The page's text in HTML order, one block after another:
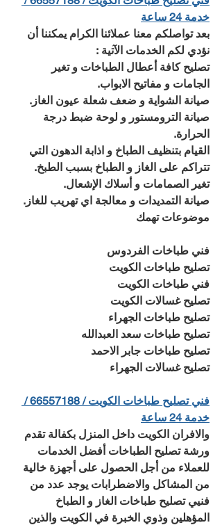
خدمة 24 ساعة
بعد تواصلكم معنا عملائنا الكرام يمكننا أن
نؤدي لكم الخدمات الآتية :
تصليح كافة أعطال الطباخات و تغير
الجامات و مفاتيح الابواب.
صيانة الشواية و ضعف شعلة عيون الغاز.
صيانة الترومستور و لوحة ضبط درجة
الحرارة.
القيام بتنظيف الطباخ و اذابة الدهون التي
تتراكم على الغاز و الطباخ بسبب الطبخ.
تغير الصمامات و أسلاك الإشعال.
صيانة التمديدات و معالجة اي تهريب للغاز.
موضوعات تهمك
فني طباخات الفردوس
تصليح طباخات الكويت
فني طباخات الكويت
تصليح غسالات الكويت
تصليح طباخات الجهراء
تصليح طباخات سعد العبدالله
تصليح طباخات جابر الاحمد
تصليح غسالات الجهراء
فني تصليح طباخات الكويت / 66557188 /
خدمة 24 ساعة
والافران الكويت داخل المنزل بكفالة تقدم
ورشة تصليح الطباخات أفضل الخدمات
للعملاء من أجل الحصول على أجهزة خالية
من المشاكل والاضطرابات يوجد عدد من
فنيي تصليح طباخات الغاز و الطباخ
المؤهلين وذوي الخبرة في الكويت والذين